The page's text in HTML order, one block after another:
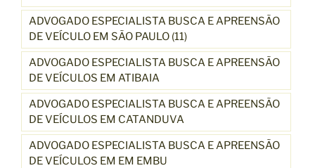
ADVOGADO ESPECIALISTA BUSCA E APREENSÃO
DE VEÍCULO EM SÃO PAULO (11)
ADVOGADO ESPECIALISTA BUSCA E APREENSÃO
DE VEÍCULOS EM ATIBAIA
ADVOGADO ESPECIALISTA BUSCA E APREENSÃO
DE VEÍCULOS EM CATANDUVA
ADVOGADO ESPECIALISTA BUSCA E APREENSÃO
DE VEÍCULOS EM EM EMBU